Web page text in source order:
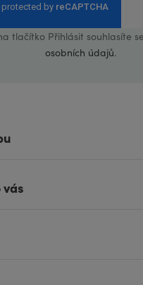
tlačítko Přihlásit souhlasíte se
osobních údajů.
vás